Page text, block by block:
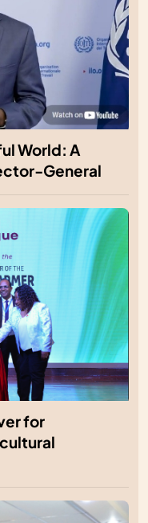
World: A
General
for